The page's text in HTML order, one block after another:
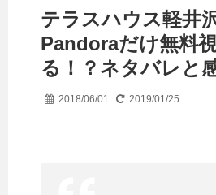
テラスハウス軽井
Pandoraだけ無料
る！？ネタバレと
2018/06/01 2019/01/25